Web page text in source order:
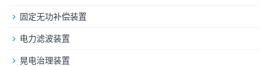
固定无功补偿装置
电力滤波装置
晃电治理装置